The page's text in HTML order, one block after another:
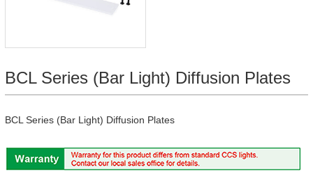
BCL Series (Bar Light) Diffusion Plates
BCL Series (Bar Light) Diffusion Plates